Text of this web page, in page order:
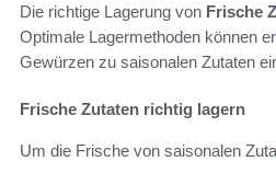
Die richtige Lagerung von Frische
Optimale Lagermethoden können
Gewürzen zu saisonalen Zutaten
Frische Zutaten richtig lagern
Um die Frische von saisonalen